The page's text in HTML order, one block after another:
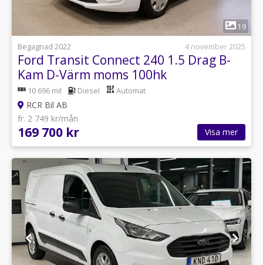
1
19
Begagnad 2022
4 november 2025
Ford Transit Connect 240 1.5 Drag B-
Kam D-Värm moms 100hk
10 696 mil Diesel Automat
RCR Bil AB
fr. 2 749 kr/mån
169 700 kr Visa mer